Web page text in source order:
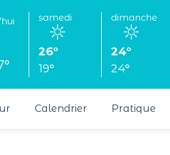
samedi
26°
19°
dimanche
24°
24°
Calendrier Pratique